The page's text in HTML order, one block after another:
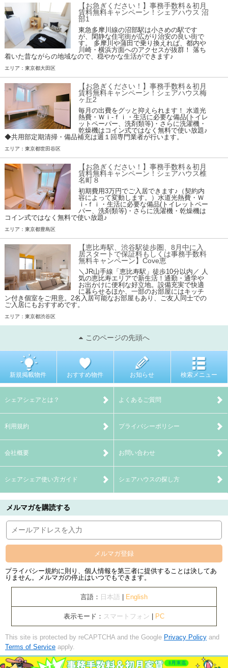
【お急ぎください！】事務手数料＆初月
賃料無料キャンペーン！シェアハウス 沼
部1
東急多摩川線の沼部駅は小さめの駅です
が、閑静な住宅街が広がり治安の良い街で
す。 多摩川や蒲田で乗り換えれば、都内や
川崎・横浜方面へのアクセスが抜群！ 落ち
着いた昔ながらの地域なので、穏やかな生活ができます♪
エリア：東京都大田区
【お急ぎください！】事務手数料＆初月
賃料無料キャンペーン！シェアハウス梅
ヶ丘2
毎月の出費をグッと抑えられます！ 水道光
熱費・Ｗｉ-ｆｉ・生活に必要な備品(トイレ
ットペーパー、洗剤類等)・さらに洗濯機・
乾燥機はコイン式ではなく無料で使い放題♪
◆共用部定期清掃・備品補充は週１回専門業者が行います。
エリア：東京都世田谷区
【お急ぎください！】事務手数料＆初月
賃料無料キャンペーン！シェアハウス椎
名町８
初期費用3万円でご入居できます♪（契約内
容によって変動します。）水道光熱費・Ｗ
ｉ-ｆｉ・生活に必要な備品(トイレットペー
パー、洗剤類等)・さらに洗濯機・乾燥機は
コイン式ではなく無料で使い放題♪
エリア：東京都豊島区
【恵比寿駅、渋谷駅徒歩圏、8月中に入
居スタートで保証料もしくは事務手数料
無料キャンペーン】Cove恵
＼JR山手線「恵比寿駅」徒歩10分以内／ 人
気の恵比寿エリアで新生活！通勤・通学や
お出かけに便利な好立地。設備充実で快適
に暮らせるほか、一部のお部屋にはキッチ
ン付き個室をご用意。2名入居可能なお部屋もあり、ご友人同士での
ご入居にもおすすめです。
エリア：東京都渋谷区
このページの先頭へ
新規掲載物件 おすすめ物件 お知らせ 検索メニュー
シェアシェアとは？ よくあるご質問
利用規約 プライバシーポリシー
会社概要 お問い合わせ
シェアシェア使い方ガイド シェアハウスの探し方
メルマガを購読する
メルマガ登録
プライバシー規約に則り、個人情報を第三者に提供することは決してあ
りません。メルマガの停止はいつでもできます。
言語： 日本語 English
表示モード： スマートフォン PC
This site is protected by reCAPTCHA and the Google Privacy Policy and
Terms of Service apply.